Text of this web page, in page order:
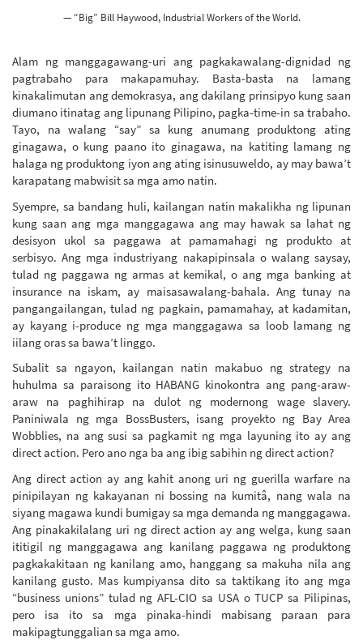
— “Big” Bill Haywood, Industrial Workers of the World.
Alam ng manggagawang-uri ang pagkakawalang-dignidad ng
pagtrabaho para makapamuhay. Basta-basta na lamang
kinakalimutan ang demokrasya, ang dakilang prinsipyo kung saan
diumano itinatag ang lipunang Pilipino, pagka-time-in sa trabaho.
Tayo, na walang “say” sa kung anumang produktong ating
ginagawa, o kung paano ito ginagawa, na katiting lamang ng
halaga ng produktong iyon ang ating isinusuweldo, ay may bawa’t
karapatang mabwisit sa mga amo natin.
Syempre, sa bandang huli, kailangan natin makalikha ng lipunan
kung saan ang mga manggagawa ang may hawak sa lahat ng
desisyon ukol sa paggawa at pamamahagi ng produkto at
serbisyo. Ang mga industriyang nakapipinsala o walang saysay,
tulad ng paggawa ng armas at kemikal, o ang mga banking at
insurance na iskam, ay maisasawalang-bahala. Ang tunay na
pangangailangan, tulad ng pagkain, pamamahay, at kadamitan,
ay kayang i-produce ng mga manggagawa sa loob lamang ng
iilang oras sa bawa’t linggo.
Subalit sa ngayon, kailangan natin makabuo ng strategy na
huhulma sa paraisong ito HABANG kinokontra ang pang-araw-
araw na paghihirap na dulot ng modernong wage slavery.
Paniniwala ng mga BossBusters, isang proyekto ng Bay Area
Wobblies, na ang susi sa pagkamit ng mga layuning ito ay ang
direct action. Pero ano nga ba ang ibig sabihin ng direct action?
Ang direct action ay ang kahit anong uri ng guerilla warfare na
pinipilayan ng kakayanan ni bossing na kumitâ, nang wala na
siyang magawa kundi bumigay sa mga demanda ng manggagawa.
Ang pinakakilalang uri ng direct action ay ang welga, kung saan
ititigil ng manggagawa ang kanilang paggawa ng produktong
pagkakakitaan ng kanilang amo, hanggang sa makuha nila ang
kanilang gusto. Mas kumpiyansa dito sa taktikang ito ang mga
“business unions” tulad ng AFL-CIO sa USA o TUCP sa Pilipinas,
pero isa ito sa mga pinaka-hindi mabisang paraan para
makipagtunggalian sa mga amo.